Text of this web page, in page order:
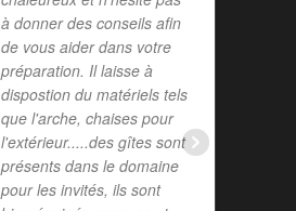
à donner des conseils afin
de vous aider dans votre
préparation. Il laisse à
dispostion du matériels tels
que l'arche, chaises pour
l'extérieur.....des gîtes sont
présents dans le domaine
pour les invités, ils sont